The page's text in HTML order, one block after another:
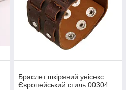
Браслет шкіряний унісекс
Європейський стиль 00304